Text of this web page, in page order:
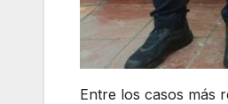
Entre los casos más